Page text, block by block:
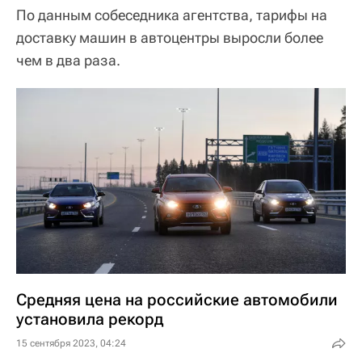
По данным собеседника агентства, тарифы на
доставку машин в автоцентры выросли более
чем в два раза.
Средняя цена на российские автомобили
установила рекорд
15 сентября 2023, 04:24